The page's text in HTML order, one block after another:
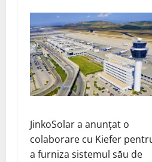
JinkoSolar a anunțat o
colaborare cu Kiefer
a furniza sistemul său de